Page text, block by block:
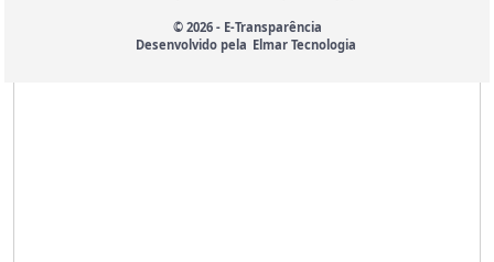
© 2026 - E-Transparência
Desenvolvido pela Elmar Tecnologia